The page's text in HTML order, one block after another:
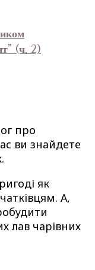
(ч. 2)
про
ви знайдете
як
А,
лав чарівних